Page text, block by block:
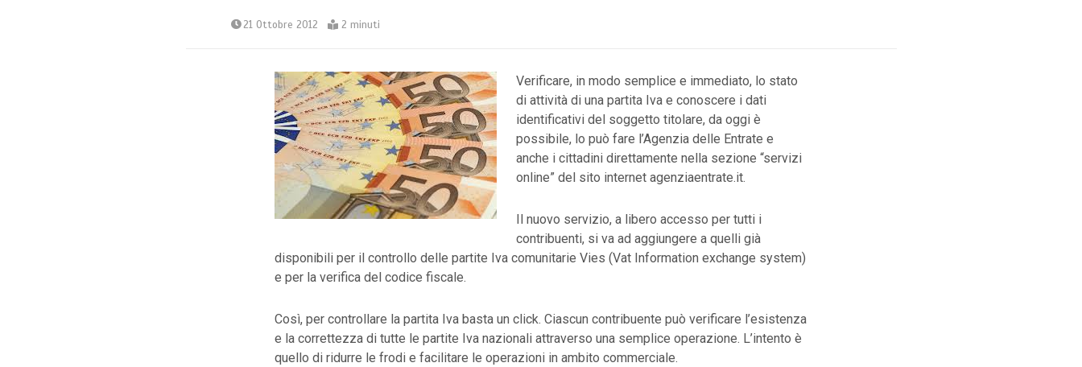
21 Ottobre 2012 2 minuti
Verificare, in modo semplice e immediato, lo stato
di attività di una partita Iva e conoscere i dati
identificativi del soggetto titolare, da oggi è
possibile, lo può fare l’Agenzia delle Entrate e
anche i cittadini direttamente nella sezione “servizi
online” del sito internet agenziaentrate.it.
Il nuovo servizio, a libero accesso per tutti i
contribuenti, si va ad aggiungere a quelli già
disponibili per il controllo delle partite Iva comunitarie Vies (Vat Information exchange system)
e per la verifica del codice fiscale.
Così, per controllare la partita Iva basta un click. Ciascun contribuente può verificare l’esistenza
e la correttezza di tutte le partite Iva nazionali attraverso una semplice operazione. L’intento è
quello di ridurre le frodi e facilitare le operazioni in ambito commerciale.